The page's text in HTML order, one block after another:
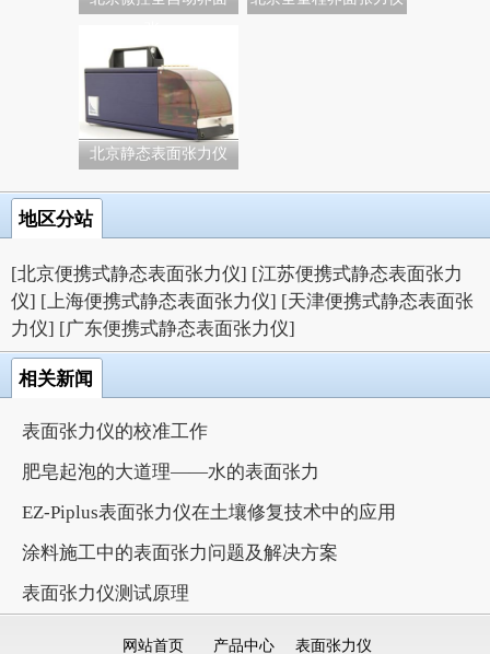
北京静态表面张力仪
地区分站
[北京便携式静态表面张力仪] [江苏便携式静态表面张力
仪] [上海便携式静态表面张力仪] [天津便携式静态表面张
力仪] [广东便携式静态表面张力仪]
相关新闻
表面张力仪的校准工作
肥皂起泡的大道理——水的表面张力
EZ-Piplus表面张力仪在土壤修复技术中的应用
涂料施工中的表面张力问题及解决方案
表面张力仪测试原理
网站首页 产品中心 表面张力仪